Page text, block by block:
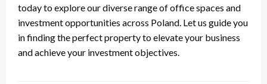
today to explore our diverse range of office spaces and
investment opportunities across Poland. Let us guide you
in finding the perfect property to elevate your business
and achieve your investment objectives.